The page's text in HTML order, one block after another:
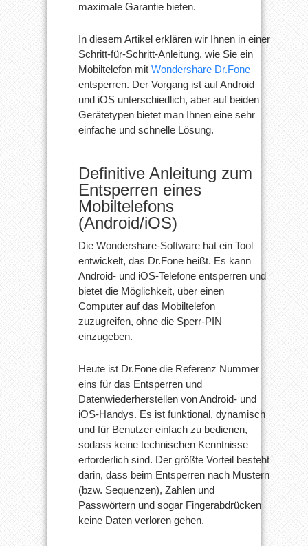
maximale Garantie bieten.
In diesem Artikel erklären wir Ihnen in einer
Schritt-für-Schritt-Anleitung, wie Sie ein
Mobiltelefon mit Wondershare Dr.Fone
entsperren. Der Vorgang ist auf Android
und iOS unterschiedlich, aber auf beiden
Gerätetypen bietet man Ihnen eine sehr
einfache und schnelle Lösung.
Definitive Anleitung zum
Entsperren eines
Mobiltelefons
(Android/iOS)
Die Wondershare-Software hat ein Tool
entwickelt, das Dr.Fone heißt. Es kann
Android- und iOS-Telefone entsperren und
bietet die Möglichkeit, über einen
Computer auf das Mobiltelefon
zuzugreifen, ohne die Sperr-PIN
einzugeben.
Heute ist Dr.Fone die Referenz Nummer
eins für das Entsperren und
Datenwiederherstellen von Android- und
iOS-Handys. Es ist funktional, dynamisch
und für Benutzer einfach zu bedienen,
sodass keine technischen Kenntnisse
erforderlich sind. Der größte Vorteil besteht
darin, dass beim Entsperren nach Mustern
(bzw. Sequenzen), Zahlen und
Passwörtern und sogar Fingerabdrücken
keine Daten verloren gehen.